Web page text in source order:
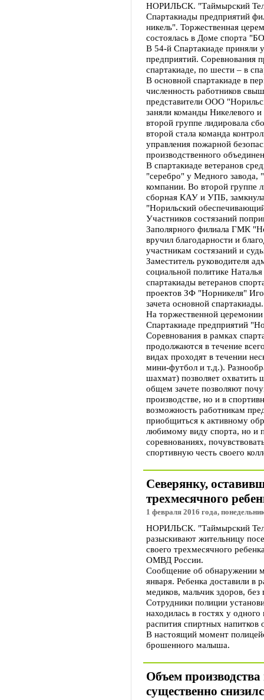
НОРИЛЬСК. "Таймырский
Спартакиады предприятий
никель". Торжественная
состоялась в Доме спорта
В 54-й Спартакиаде приняли
предприятий. Соревнования
спартакиаде, по шести – в
В основной спартакиаде в
численность работников
представители ООО
заняли команды Никелевого
второй группе лидировала
второй стала команда
управления пожарной
производственного
В спартакиаде ветеранов
"серебро" у Медного завода,
компании. Во второй группе
сборная КАУ и УПБ,
"Норильский
Участников состязаний
Заполярного филиала ГМК
вручил благодарности и
участникам состязаний и
Заместитель руководителя
социальной политике
спартакиады ветеранов
проектов ЗФ "Норникеля"
зачета основной спартакиады.
На торжественной
Спартакиаде предприятий
Соревнования в рамках
продолжаются в течение
видах проходят в течении
мини-футбол и т.д.).
шахмат) позволяет охватить
общем зачете позволяют
производстве, но и в
возможность работникам
приобщиться к активному
любимому виду спорта, но и
соревнованиях,
спортивную честь своего
Северянку,
трехмесячного
1 февраля 2016 года,
НОРИЛЬСК. "Таймырский
разыскивают жительницу
своего трехмесячного
ОМВД России.
Сообщение об обнаружении
января. Ребенка доставили
медиков, мальчик здоров,
Сотрудники полиции
находилась в гостях у
распития спиртных напитков
В настоящий момент
брошенного малыша.
Объем
существенно